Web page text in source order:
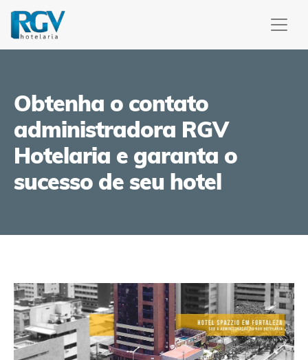
Obtenha o contato
administradora RGV
Hotelaria e garanta o
sucesso de seu hotel